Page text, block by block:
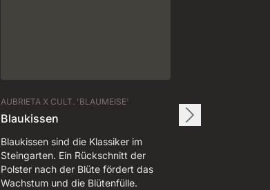
AUBRIETA X CULT. 'BLAUMEISE'
Blaukissen
Blaukissen sind die Klassiker im
Steingarten. Ein Rückschnitt der
Polster nach der Blüte fördert das
Wachstum und die Blütenfülle.